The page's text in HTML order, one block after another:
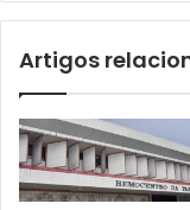
Artigos